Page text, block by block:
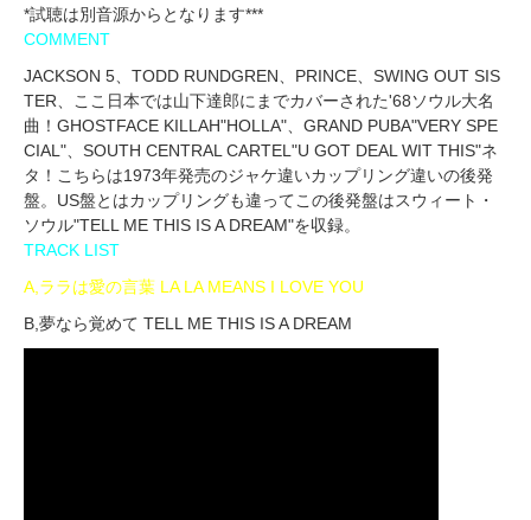
*試聴は別音源からとなります***
COMMENT
JACKSON 5、TODD RUNDGREN、PRINCE、SWING OUT SIS
TER、ここ日本では山下達郎にまでカバーされた'68ソウル大名
曲！GHOSTFACE KILLAH"HOLLA"、GRAND PUBA"VERY SPE
CIAL"、SOUTH CENTRAL CARTEL"U GOT DEAL WIT THIS"ネ
タ！こちらは1973年発売のジャケ違いカップリング違いの後発
盤。US盤とはカップリングも違ってこの後発盤はスウィート・
ソウル"TELL ME THIS IS A DREAM"を収録。
TRACK LIST
A,ララは愛の言葉 LA LA MEANS I LOVE YOU
B,夢なら覚めて TELL ME THIS IS A DREAM